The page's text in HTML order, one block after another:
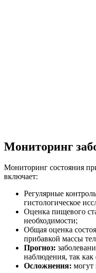
Мониторинг
Мониторинг состояния
включает:
Регулярные
гистологическое
Оценка пищевого
необходимости;
Общая оценка
прибавкой массы
Прогноз:
наблюдения, так как
Осложнения: могут